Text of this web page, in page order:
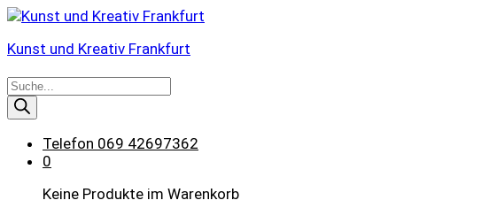
Kunst und Kreativ Frankfurt
Products
search
Telefon 069 42697362
0
Keine Produkte im Warenkorb